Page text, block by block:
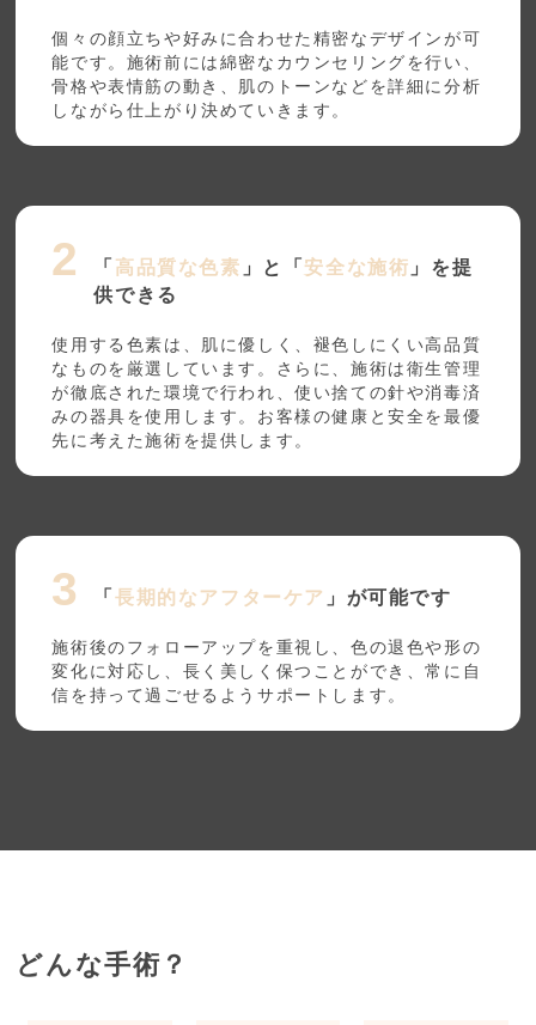
個々の顔立ちや好みに合わせた精密なデザインが可
能です。施術前には綿密なカウンセリングを行い、
骨格や表情筋の動き、肌のトーンなどを詳細に分析
しながら仕上がり決めていきます。
「 高品質な色素 」と「安全な施術 」を提
供できる
使用する色素は、肌に優しく、褪色しにくい高品質
なものを厳選しています。さらに、施術は衛生管理
が徹底された環境で行われ、使い捨ての針や消毒済
みの器具を使用します。お客様の健康と安全を最優
先に考えた施術を提供します。
「長期的なアフターケア 」が可能です
施術後のフォローアップを重視し、色の退色や形の
変化に対応し、長く美しく保つことができ、常に自
信を持って過ごせるようサポートします。
どんな手術？